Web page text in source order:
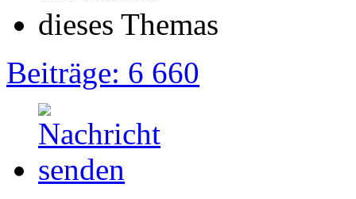
Beiträge: 6 660